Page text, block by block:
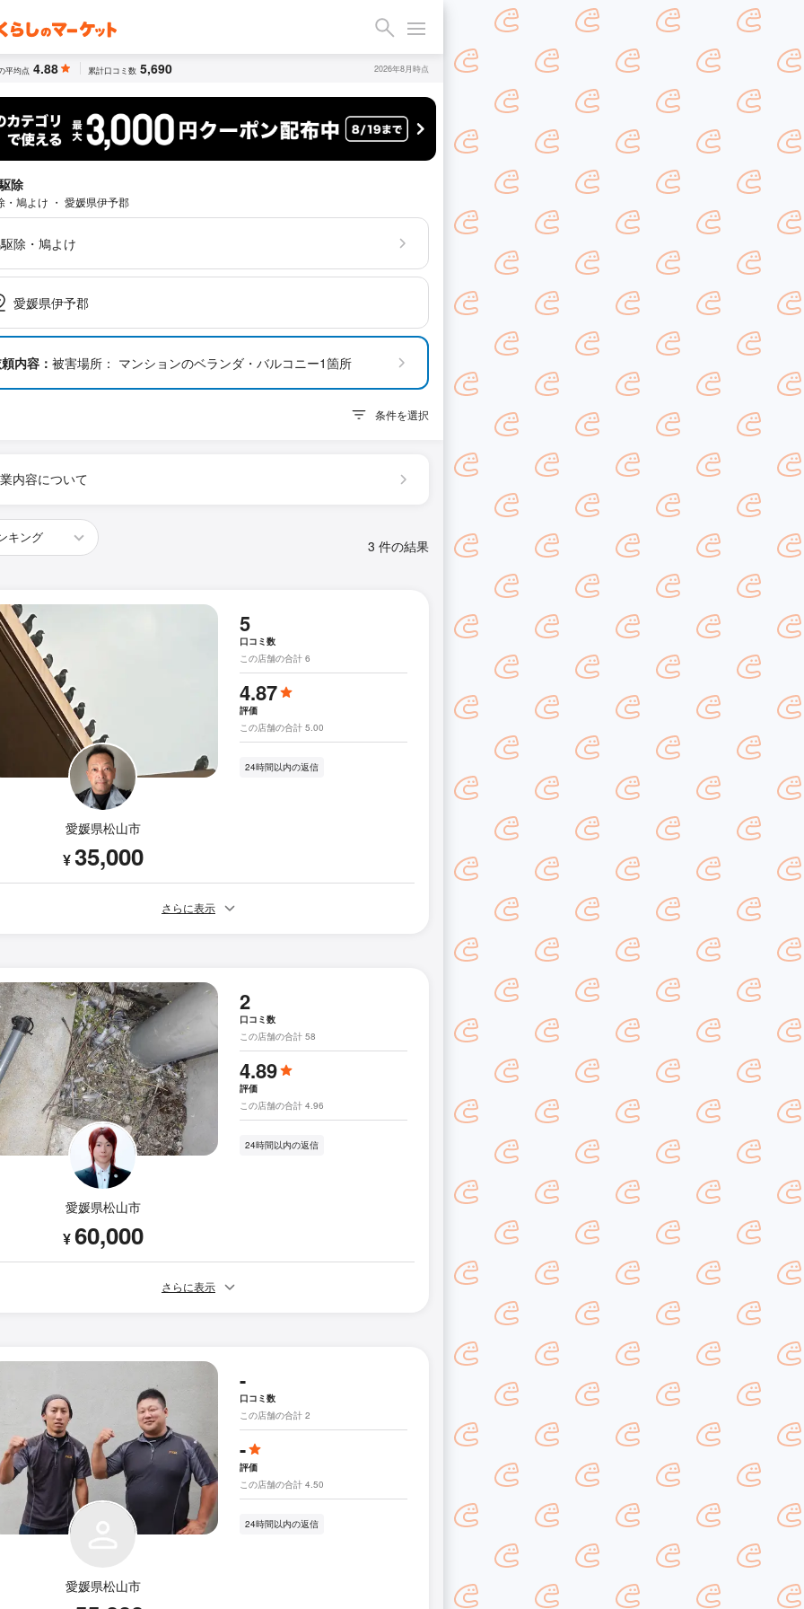
平均点 4.88 累計口コミ数 5,690 2026年8月時点
除
・鳩よけ ・ 愛媛県伊予郡
除・鳩よけ
愛媛県伊予郡
内容： 被害場所： マンションのベランダ・バルコニー1箇所
条件を選択
内容について
3 件の結果
愛媛県松山市
¥35,000
5
口コミ数
この店舗の合計 6
4.87
評価
この店舗の合計 5.00
24時間以内の返信
さらに表示
愛媛県松山市
¥60,000
2
口コミ数
この店舗の合計 58
4.89
評価
この店舗の合計 4.96
24時間以内の返信
さらに表示
愛媛県松山市
-
口コミ数
この店舗の合計 2
-
評価
この店舗の合計 4.50
24時間以内の返信